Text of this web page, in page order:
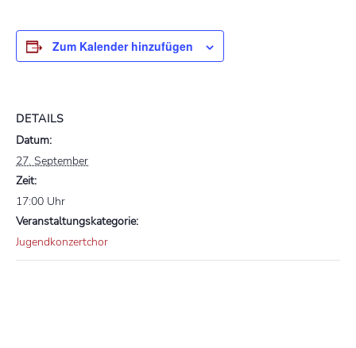
Zum Kalender hinzufügen
DETAILS
Datum:
27. September
Zeit:
17:00 Uhr
Veranstaltungskategorie:
Jugendkonzertchor